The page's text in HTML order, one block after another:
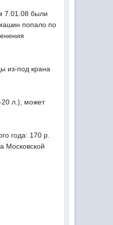
7.01.08 были
попало по
из-под крана
20 л.); может
года: 170 р.
Московской